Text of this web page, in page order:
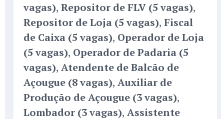
vagas), Repositor de FLV (5 vagas),
Repositor de Loja (5 vagas), Fiscal
de Caixa (5 vagas), Operador de Loja
(5 vagas), Operador de Padaria (5
vagas), Atendente de Balcão de
Açougue (8 vagas), Auxiliar de
Produção de Açougue (3 vagas),
Lombador (3 vagas), Assistente